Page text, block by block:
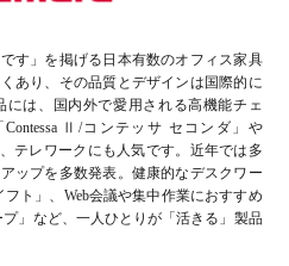
す」を掲げる日本有数のオフィス家具
あり、その品質とデザインは国際的に
は、国内外で愛用される高機能チェ
Ⅱ/コンテッサ セコンダ」や
テレワークにも人気です。近年では多
ップを多数発表。健康的なデスクワー
ト」、Web会議や集中作業におすすめ
」など、一人ひとりが「活きる」製品